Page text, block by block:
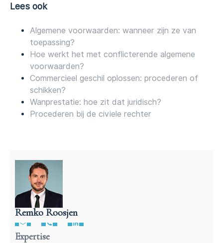
Lees ook
Algemene voorwaarden: wanneer zijn ze van
toepassing?
Hoe werkt het met conflicterende algemene
voorwaarden?
Commercieel geschil oplossen: procederen of
schikken?
Wanprestatie: hoe zit dat juridisch?
Procederen bij de civiele rechter
Remko Roosjen
Advocaat contractenrecht
Expertise